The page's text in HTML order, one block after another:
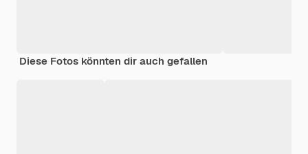
Diese Fotos könnten dir auch gefallen